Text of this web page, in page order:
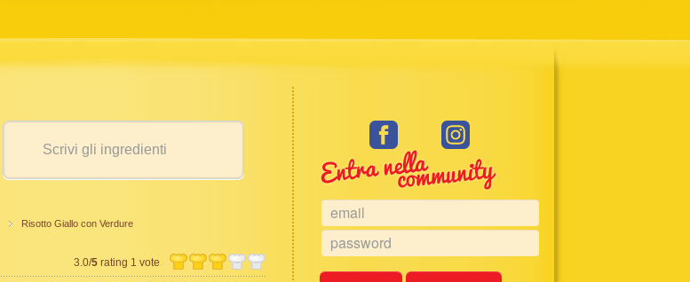
Risotto Giallo con Verdure
3.0/5 rating 1 vote